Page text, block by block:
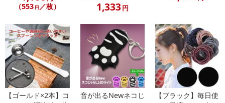
・原材料/材質/素材：ABSプラスチック
・商品カラー：白色
・商品サイズ：ライト本体：20cm×3.5cm×2.5cm
・商品重量：約190g
・その他商品仕様：
充電時間：約6、7時間
連続点灯時間：約6〜10時間（日照、充電時間により点灯時間が
短くなる場合がございます）
（553 円／枚） 1,333円
【ゴールド×2本】コ
音が出るNewネコじ
【ブラック】毎日使